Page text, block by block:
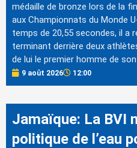
médaille de bronze lors de la
aux Championnats du Monde
temps de 20,55 secondes, il a
terminant derrière deux
de lui le premier homme de
9 août 2026 12:00
Jamaïque: La BVI
politique de l’eau